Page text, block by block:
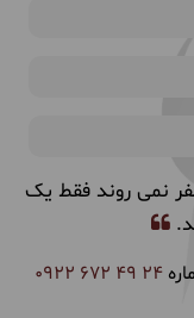
نمی روند فقط یک
0922 672 49 24